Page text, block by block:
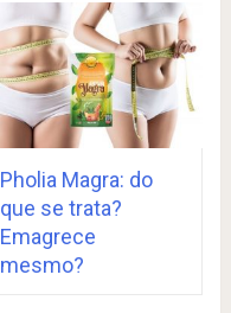
Pholia Magra: do
que se trata?
Emagrece
mesmo?